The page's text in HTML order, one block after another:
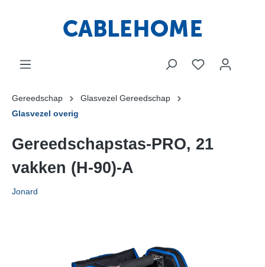
Gereedschap
Glasvezel Gereedschap
Glasvezel overig
Gereedschapstas-PRO, 21
vakken (H-90)-A
Jonard